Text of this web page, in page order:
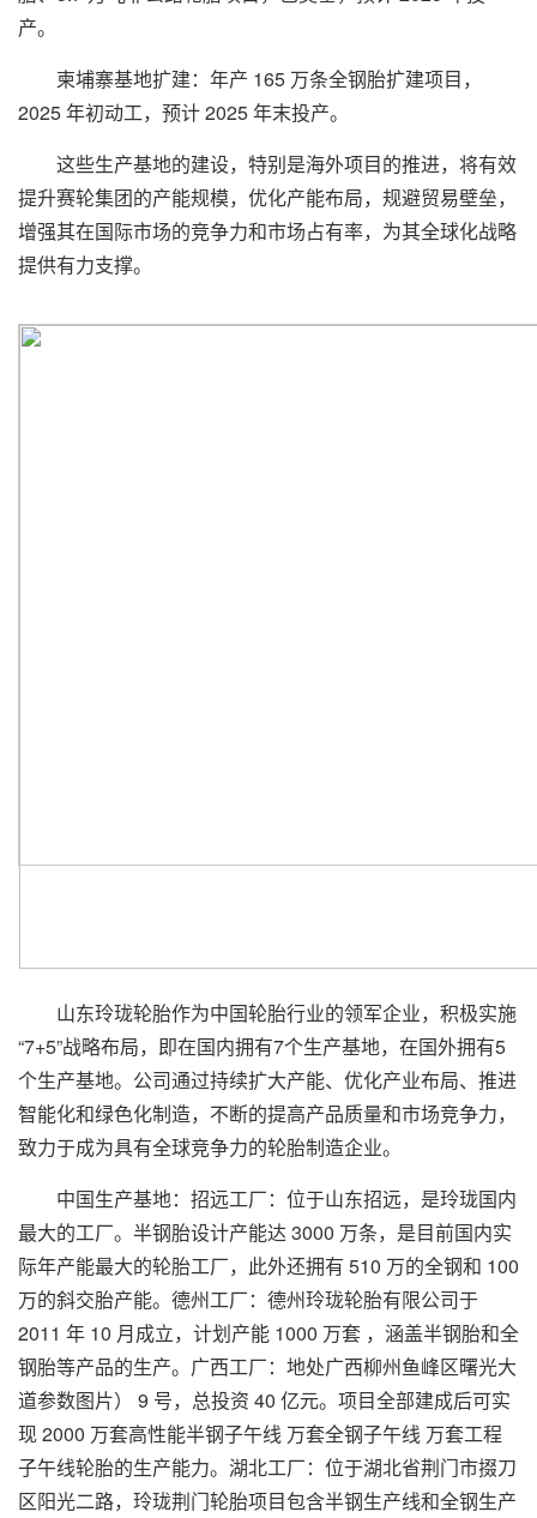
产。
柬埔寨基地扩建：年产 165 万条全钢胎扩建项目，
2025 年初动工，预计 2025 年末投产。
这些生产基地的建设，特别是海外项目的推进，将有效
提升赛轮集团的产能规模，优化产能布局，规避贸易壁垒，
增强其在国际市场的竞争力和市场占有率，为其全球化战略
提供有力支撑。
山东玲珑轮胎作为中国轮胎行业的领军企业，积极实施
“7+5”战略布局，即在国内拥有7个生产基地，在国外拥有5
个生产基地。公司通过持续扩大产能、优化产业布局、推进
智能化和绿色化制造，不断的提高产品质量和市场竞争力，
致力于成为具有全球竞争力的轮胎制造企业。
中国生产基地：招远工厂：位于山东招远，是玲珑国内
最大的工厂。半钢胎设计产能达 3000 万条，是目前国内实
际年产能最大的轮胎工厂，此外还拥有 510 万的全钢和 100
万的斜交胎产能。德州工厂：德州玲珑轮胎有限公司于
2011 年 10 月成立，计划产能 1000 万套 ，涵盖半钢胎和全
钢胎等产品的生产。广西工厂：地处广西柳州鱼峰区曙光大
道参数图片） 9 号，总投资 40 亿元。项目全部建成后可实
现 2000 万套高性能半钢子午线 万套全钢子午线 万套工程
子午线轮胎的生产能力。湖北工厂：位于湖北省荆门市掇刀
区阳光二路，玲珑荆门轮胎项目包含半钢生产线和全钢生产